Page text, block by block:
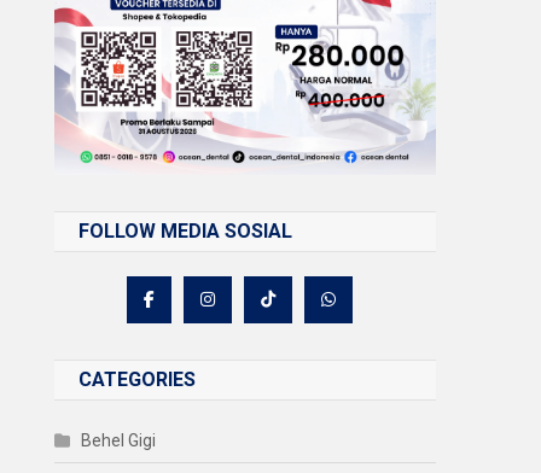
FOLLOW MEDIA SOSIAL
CATEGORIES
Behel Gigi